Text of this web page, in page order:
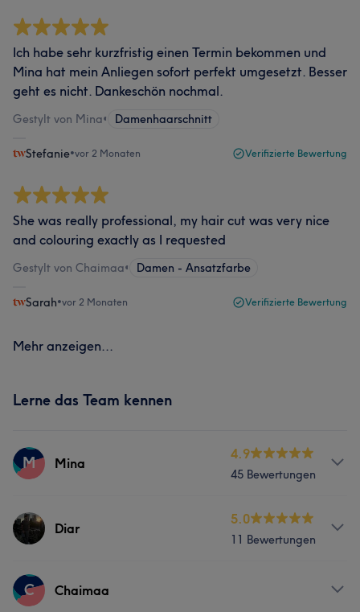
Ich habe sehr kurzfristig einen Termin bekommen und
Mina hat mein Anliegen sofort perfekt umgesetzt. Besser
geht es nicht. Dankeschön nochmal.
Gestylt von Mina• Damenhaarschnitt
Stefanie•vor 2 Monaten Verifizierte Bewertung
She was really professional, my hair cut was very nice
and colouring exactly as I requested
Gestylt von Chaimaa• Damen - Ansatzfarbe
Sarah•vor 2 Monaten Verifizierte Bewertung
Mehr anzeigen...
Lerne das Team kennen
M Mina
4.9
45 Bewertungen
Services
Was unsere Kunden über Mina sagen
Diar
5.0
11 Bewertungen
Services
C Chaimaa